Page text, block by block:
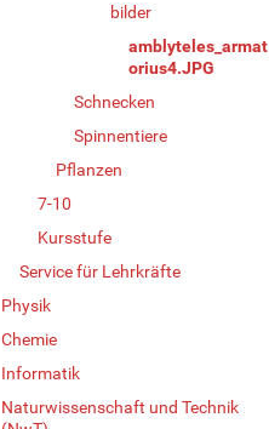
bilder
amblyteles_armat
orius4.JPG
Schnecken
Spinnentiere
Pflanzen
7-10
Kursstufe
Service für Lehrkräfte
Physik
Chemie
Informatik
Naturwissenschaft und Technik